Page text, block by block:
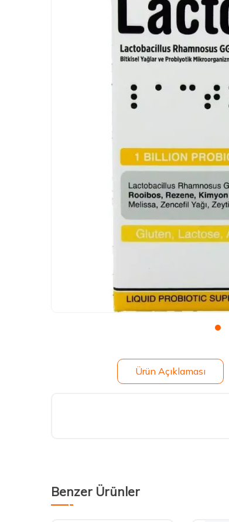
Ürün Açıklaması
Benzer Ürünler